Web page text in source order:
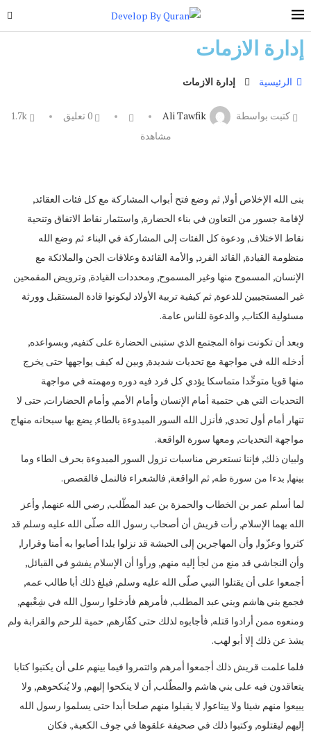
إدارة الازمات
الرئيسية إدارة الازمات
كتبت بواسطة Ali Tawfik 0 تعليق
1.7k
مشاهدة
بنى الله الإخلاص أولا, ثم وضع فتح أبواب المشاركة مع كل فئات العقائد,
لإقامة جسور من التعاون في بناء الحضارة, واستثمار نقاط الاتفاق وتنحية
نقاط الاختلاف, ودعوة كل الفئات إلى المشاركة في البناء. ثم وضع الله
منظومة القيادة, القائد الفرد, والأمة القائدة وعلاقات الجن والملائكة مع
الإنسان, المسموح منها وغير المسموح, ومحددات القيادة, وترويض المقمحين
غير المستجيبين للدعوة, ثم كيفية تربية الأولاد ليكونوا قادة المستقبل وورثة
مسئولية الكتاب, والدعوة للناس عامة.
وبعد أن تكونت نواة المجتمع الذي ستبنى الحضارة على كتفيه, وبسواعده,
أدخله الله في مواجهة مع تحديات شديدة, وبين له كيف يواجهها حتى يخرج
منها قويا متوحِّدا متماسكا يؤدي كل فرد فيه دوره ومهمته في مواجهة
التحديات التي هي حتمية أمام الإنسان وأمام الأمم, وأمام الحضارات, حتى لا
تنهار أمام أول تحدي, فأنزل الله السور المبدوءة بالطاء, يضع بها سبحانه منهاج
مواجهة التحديات, ومعها سورة الواقعة.
ولبيان ذلك, فإننا نستعرض مناسبات نزول السور المبدوءة بحرف الطاء وما
بينها, بدءا من سورة طه, ثم الواقعة, فالشعراء فالنمل فالقصص.
لما أسلم عمر بن الخطاب والحمزة بن عبد المطّلب, رضي الله عنهما, وأعز
الله بهما الإسلام, رأت قريش أن أصحاب رسول الله صلّى الله عليه وسلم قد
كثروا وعزّوا, وأن المهاجرين إلى الحبشة قد نزلوا بلدا أصابوا به أمنا وقرارا,
وأن النجاشي قد منع من لجأ إليه منهم, ورأوا أن الإسلام يفشو في القبائل,
أجمعوا على أن يقتلوا النبي صلّى الله عليه وسلم, فبلغ ذلك أبا طالب عمه,
فجمع بني هاشم وبني عبد المطلب, فأمرهم فأدخلوا رسول الله في شِعْبهم,
ومنعوه ممن أرادوا قتله, فأجابوه لذلك حتى كفّارهم, حمية للرحم والقرابة ولم
يشذ عن ذلك إلا أبو لهب.
فلما علمت قريش ذلك أجمعوا أمرهم وائتمروا فيما بينهم على أن يكتبوا كتابا
يتعاقدون فيه على بني هاشم والمطّلب, أن لا ينكحوا إليهم, ولا يُنكحوهم, ولا
يبيعوا منهم شيئا ولا يبتاعوا, لا يقبلوا منهم صلحا أبدا حتى يسلموا رسول الله
إليهم ليقتلوه, وكتبوا ذلك في صحيفة علقوها في جوف الكعبة,. فكان